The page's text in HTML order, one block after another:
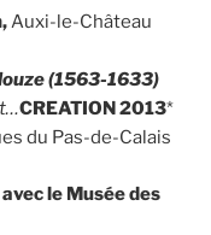
Auxi-le-Château
(1563-1633)
CREATION 2013*
du Pas-de-Calais
le Musée des